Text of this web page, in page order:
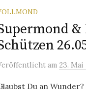
am 23. Mai
Du an